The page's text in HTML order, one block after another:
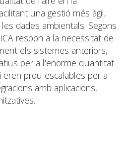
una gestió més àgil,
dades ambientals. Segons
respon a la necessitat de
els sistemes anteriors,
per a l'enorme quantitat
prou escalables per a
amb aplicacions,